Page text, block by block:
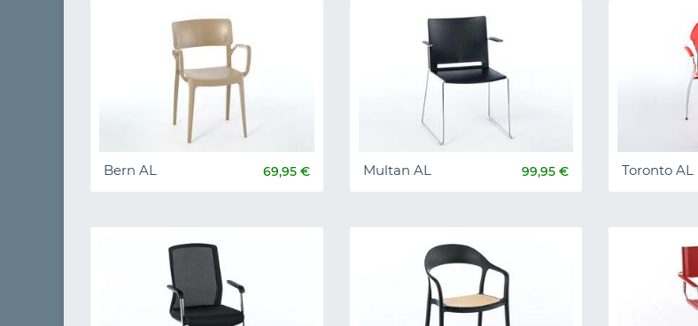
Bern AL 69,95 € Multan AL 99,95 € Toronto AL